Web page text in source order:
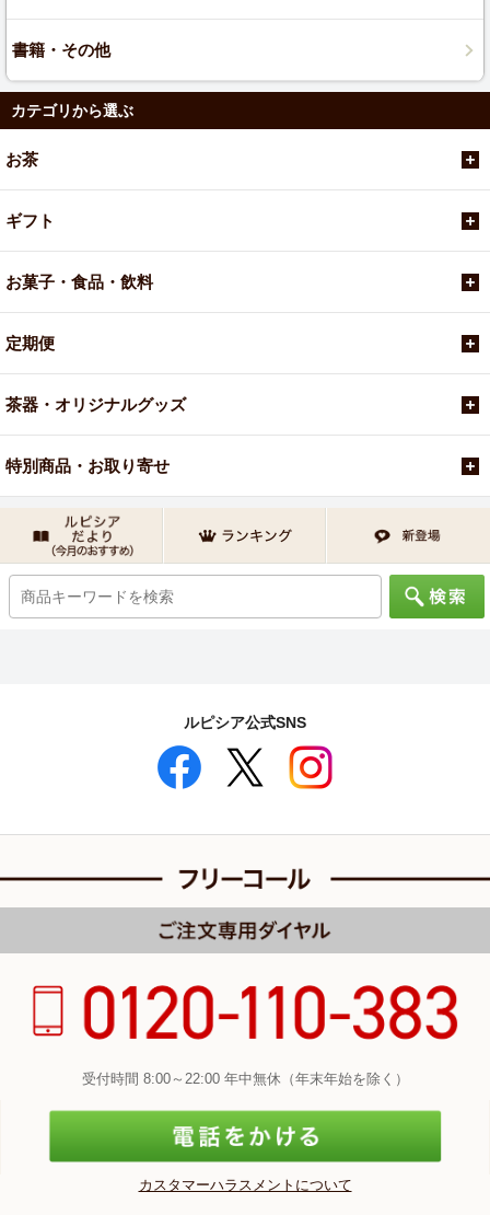
書籍・その他
カテゴリから選ぶ
お茶
ギフト
お菓子・食品・飲料
定期便
茶器・オリジナルグッズ
特別商品・お取り寄せ
ルピシア公式SNS
受付時間 8:00～22:00 年中無休（年末年始を除く）
カスタマーハラスメントについて